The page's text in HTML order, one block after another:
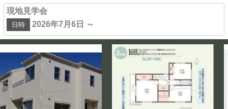
現地見学会
日時 2026年7月6日 ～